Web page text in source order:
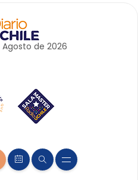
Agosto de 2026